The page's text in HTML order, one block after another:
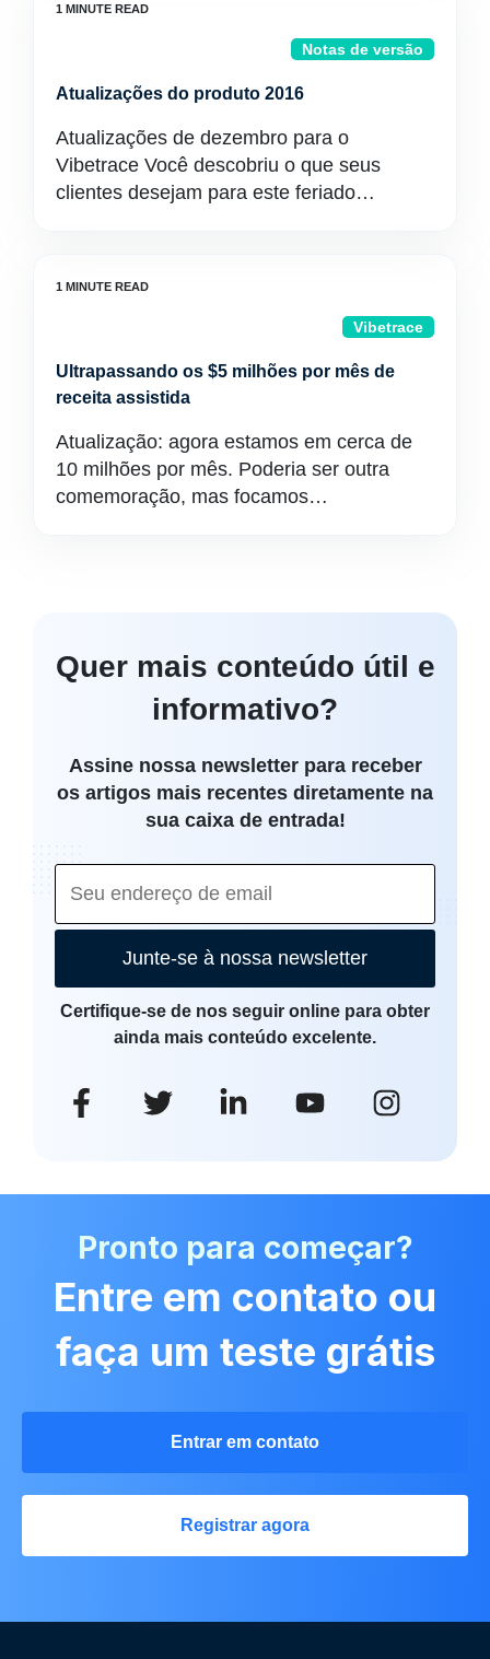
Notas de versão
Atualizações do produto 2016
Atualizações de dezembro para o
Vibetrace Você descobriu o que seus
clientes desejam para este feriado…
Vibetrace
Ultrapassando os $5 milhões por mês de
receita assistida
Atualização: agora estamos em cerca de
10 milhões por mês. Poderia ser outra
comemoração, mas focamos…
Quer mais conteúdo útil e
informativo?
Assine nossa newsletter para receber
os artigos mais recentes diretamente na
sua caixa de entrada!
Junte-se à nossa newsletter
Certifique-se de nos seguir online para obter
ainda mais conteúdo excelente.
Pronto para começar?
Entre em contato ou
faça um teste grátis
Entrar em contato
Registrar agora